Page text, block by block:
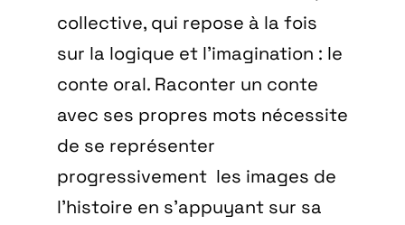
collective, qui repose à la fois
sur la logique et l’imagination : le
conte oral. Raconter un conte
avec ses propres mots nécessite
de se représenter
progressivement les images de
l’histoire en s’appuyant sur sa